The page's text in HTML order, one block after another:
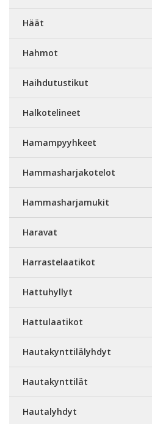
Häät
Hahmot
Haihdutustikut
Halkotelineet
Hamampyyhkeet
Hammasharjakotelot
Hammasharjamukit
Haravat
Harrastelaatikot
Hattuhyllyt
Hattulaatikot
Hautakynttilälyhdyt
Hautakynttilät
Hautalyhdyt